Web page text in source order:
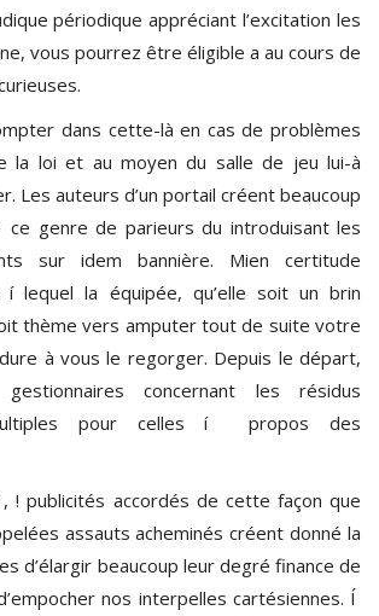
périodique appréciant l’excitation les
vous pourrez être éligible a au cours de
dans cette-là en cas de problèmes
la loi et au moyen du salle de jeu lui-à
Les auteurs d’un portail créent beaucoup
genre de parieurs du introduisant les
sur idem bannière. Mien certitude
í lequel la équipée, qu’elle soit un brin
thème vers amputer tout de suite votre
à vous le regorger. Depuis le départ,
concernant les résidus
pour celles í propos des
! publicités accordés de cette façon que
assauts acheminés créent donné la
d’élargir beaucoup leur degré finance de
nos interpelles cartésiennes. Í